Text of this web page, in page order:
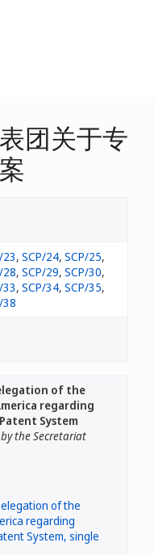
团关于专
23, SCP/24, SCP/25,
28, SCP/29, SCP/30,
33, SCP/34, SCP/35,
38
of the
regarding
System
the Secretariat